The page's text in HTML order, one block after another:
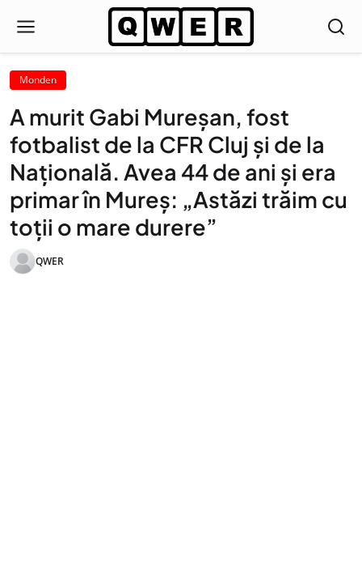
Monden
A murit Gabi Mureșan, fost
fotbalist de la CFR Cluj și de la
Națională. Avea 44 de ani și era
primar în Mureș: „Astăzi trăim cu
toţii o mare durere”
QWER